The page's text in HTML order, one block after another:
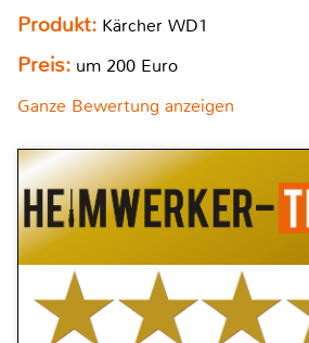
Produkt: Kärcher WD1
Preis: um 200 Euro
Ganze Bewertung anzeigen